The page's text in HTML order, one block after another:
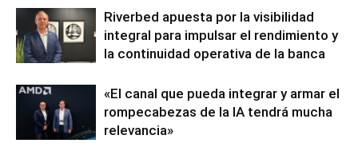
Riverbed apuesta por la visibilidad
integral para impulsar el rendimiento y
la continuidad operativa de la banca
«El canal que pueda integrar y armar el
rompecabezas de la IA tendrá mucha
relevancia»